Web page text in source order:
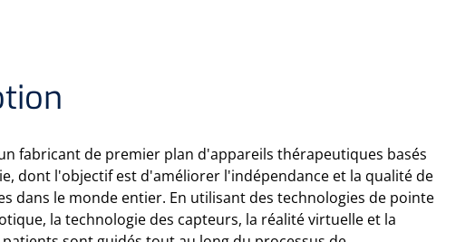
fabricant de premier plan d'appareils thérapeutiques basés
dont l'objectif est d'améliorer l'indépendance et la qualité de
dans le monde entier. En utilisant des technologies de pointe
la technologie des capteurs, la réalité virtuelle et la